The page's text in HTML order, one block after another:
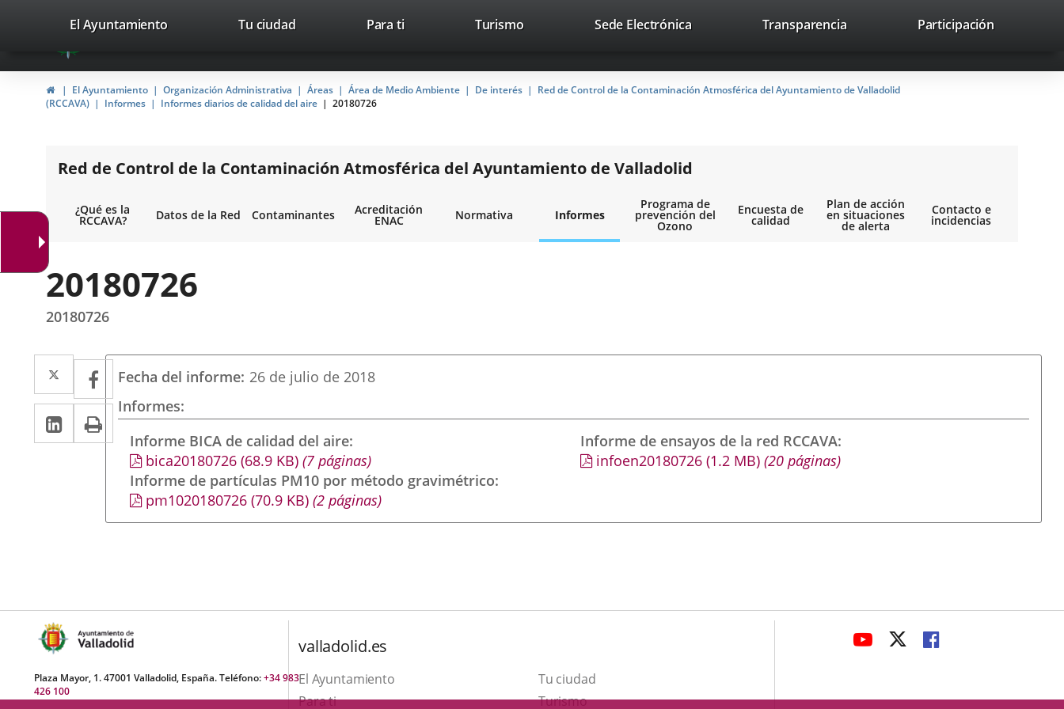
Portal
Web
del
Ayuntamiento
Valladolid
avaTop Trabaja con nosotros Contacto avaHeaderSocial
Link
external
application.
Link
external
application.
Link
external
application.
Search
valladolid.es
El Ayuntamiento Tu ciudad Para ti TurismoThis
open
in
window.
Sede ElectrónicaLink
application.
Transparencia Participación
HomeEl Ayuntamiento Organización Administrativa Áreas Área de Medio Ambiente De interés
Red de Control de la Contaminación Atmosférica del Ayuntamiento de Valladolid
(RCCAVA)
Informes Informes diarios de calidad del aire 20180726
Red de Control de la Contaminación Atmosférica del Ayuntamiento de Valladolid
¿Qué es la
RCCAVA? Datos de la Red Contaminantes Acreditación
ENAC Normativa Informes
Programa de
prevención del
Ozono
Encuesta de
calidad
Plan de acción
en situaciones
de alerta
Contacto e
incidencias
20180726
20180726
Twitter
Enlace
a
una
aplicación
externa.
Facebook
Enlace
a
una
aplicación
externa.
Linkedin
Enlace
a
aplicación
externa.
Print
Fecha del informe 26 de julio de 2018
Informes
Informe BICA de calidad del aire
bica20180726(68.9 KB)(7 páginas)
Informe de partículas PM10 por método gravimétrico
pm1020180726(70.9 KB)(2 páginas)
Informe de ensayos de la red RCCAVA
infoen20180726 (1.2 MB) (20 páginas)
Plaza Mayor, 1. 47001 Valladolid, España. Teléfono:+34 983
426 100
valladolid.es
El Ayuntamiento
Tu ciudad
Para ti
TurismoThis
LINK
APPLICATION.
LINK
APPLICATION.
LINK
APPLICATION.